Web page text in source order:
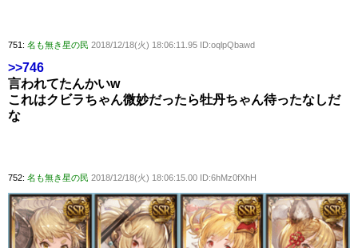
751: 名も無き星の民 2018/12/18(火) 18:06:11.95 ID:oqlpQbawd
>>746
言われてたんかいw
これはクビラちゃん微妙だったら牡丹ちゃん待ったなしだ
な
752: 名も無き星の民 2018/12/18(火) 18:06:15.00 ID:6hMz0fXhH